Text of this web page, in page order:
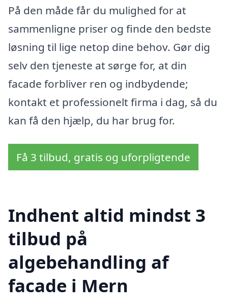
På den måde får du mulighed for at
sammenligne priser og finde den bedste
løsning til lige netop dine behov. Gør dig
selv den tjeneste at sørge for, at din
facade forbliver ren og indbydende;
kontakt et professionelt firma i dag, så du
kan få den hjælp, du har brug for.
Få 3 tilbud, gratis og uforpligtende
Indhent altid mindst 3
tilbud på
algebehandling af
facade i Mern